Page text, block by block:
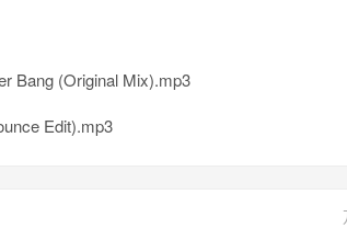
Bang (Original Mix).mp3
Edit).mp3